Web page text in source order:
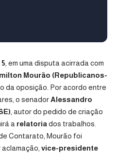
, em uma disputa acirrada com
Mourão (Republicanos-
da oposição. Por acordo entre
o senador Alessandro
, autor do pedido de criação
a relatoria dos trabalhos.
Contarato, Mourão foi
vice-presidente